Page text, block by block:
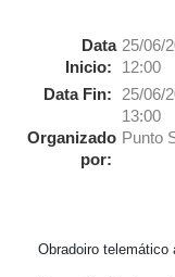
Data
Inicio:
25/06/
12:00
Data Fin:
25/06/
13:00
Organizado
por:
Punto
Obradoiro telemático